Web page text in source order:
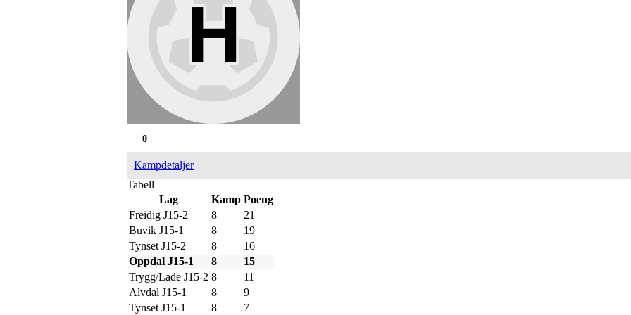
0
Kampdetaljer
Tabell
Lag
Kamp Poeng
Freidig J15-2
8
21
Buvik J15-1
8
19
Tynset J15-2
8
16
Oppdal J15-1
8
15
Trygg/Lade J15-2 8
11
Alvdal J15-1
8
9
Tynset J15-1
8 7